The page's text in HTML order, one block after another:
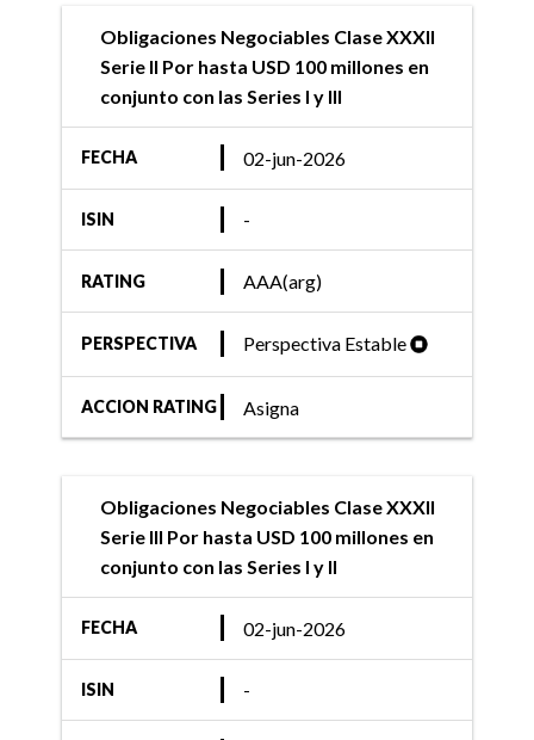
Obligaciones Negociables Clase XXXII
Serie II Por hasta USD 100 millones en
conjunto con las Series I y III
FECHA 02-jun-2026
ISIN -
RATING AAA(arg)
PERSPECTIVA Perspectiva Estable
ACCION RATING Asigna
Obligaciones Negociables Clase XXXII
Serie III Por hasta USD 100 millones en
conjunto con las Series I y II
FECHA 02-jun-2026
ISIN -